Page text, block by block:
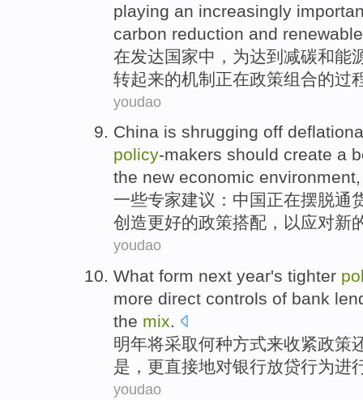
playing an increasingly
carbon reduction and
在发达国家中，为达到 减碳和能
转起来的机制 正在政策组合的过
youdao
China is shrugging off
policy-makers should create a
the new economic environment
一些专家建议： 中国正在摆脱通
创造更好的政策搭配 ， 以应对新
youdao
What form next year's tighter
more direct controls of bank
the mix.
明年将采取何种方式来收紧政策
是， 更直接地对银行放贷行为进
youdao